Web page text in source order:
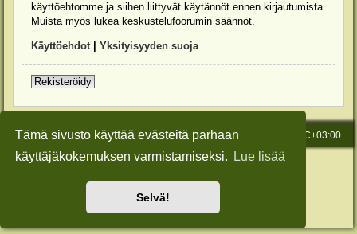
Tämä sivusto käyttää evästeitä parhaan
käyttäjäkokemuksen varmistamiseksi.
Lue lisää
Selvä!
käyttöehtomme ja siihen liittyvät käytännöt ennen kirjautumista.
Muista myös lukea keskustelufoorumin säännöt.
Käyttöehdot| Yksityisyyden suoja
Rekisteröidy
Etusivu Kaikki ajat ovat UTC+03:00
Viesti Ylläpidolle
Keskustelufoorumin ohjelmistophpBB® Forum Software © phpBB Limited